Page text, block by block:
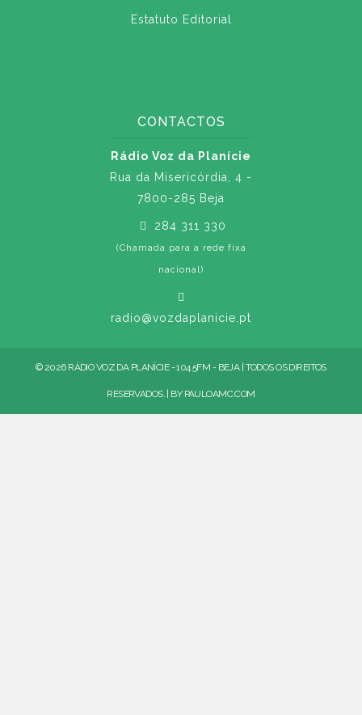
Estatuto Editorial
CONTACTOS
Rádio Voz da Planície
Rua da Misericórdia, 4 -
7800-285 Beja
284 311 330
(Chamada para a rede fixa
nacional)
radio@vozdaplanicie.pt
© 2026 RÁDIO VOZ DA PLANÍCIE - 104.5FM - BEJA | TODOS OS DIREITOS
RESERVADOS. | BY PAULOAMC.COM